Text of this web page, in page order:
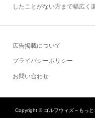
したことがない方まで幅広く
広告掲載について
プライバシーポリシー
お問い合わせ
Copyright ©ゴルフウィズ～もっと